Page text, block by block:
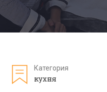
Категория
кухня